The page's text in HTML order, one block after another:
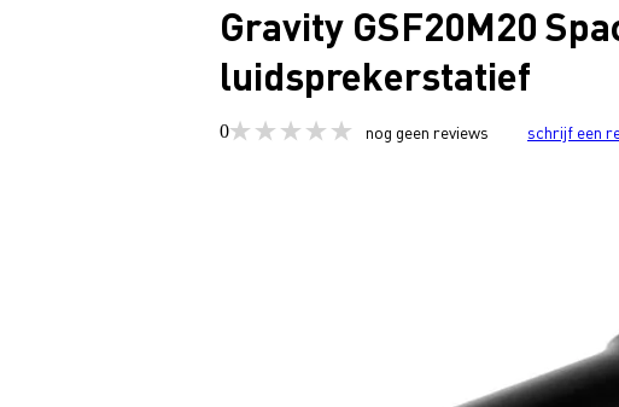
Gravity GSF20M20
luidsprekerstatief
0 nog geen reviews schrijf een